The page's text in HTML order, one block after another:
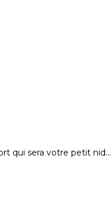
qui sera votre petit nid…